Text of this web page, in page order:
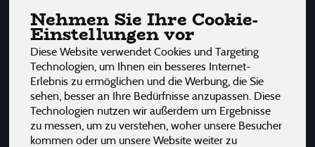
Nehmen Sie Ihre Cookie-
Einstellungen vor
Diese Website verwendet Cookies und Targeting
Technologien, um Ihnen ein besseres Internet-
Erlebnis zu ermöglichen und die Werbung, die Sie
sehen, besser an Ihre Bedürfnisse anzupassen. Diese
Technologien nutzen wir außerdem um Ergebnisse
zu messen, um zu verstehen, woher unsere Besucher
kommen oder um unsere Website weiter zu